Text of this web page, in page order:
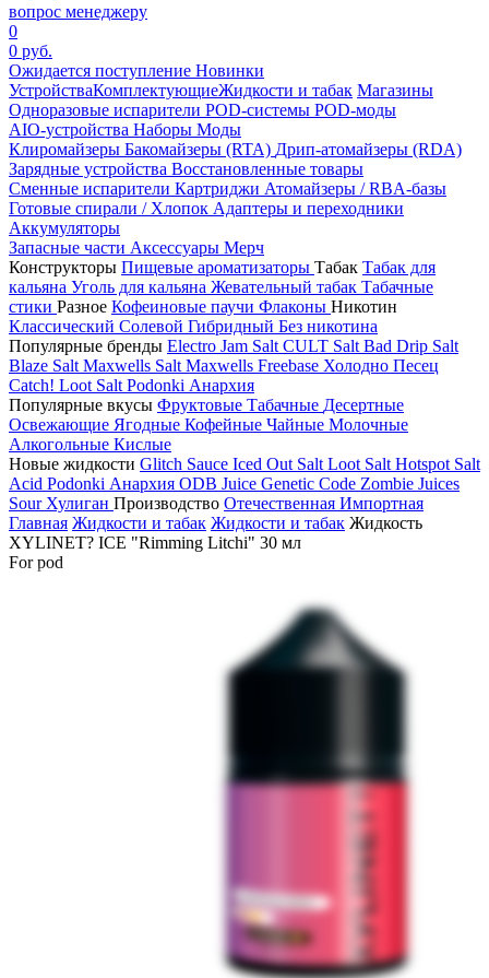
вопрос менеджеру
0
0 руб.
Ожидается поступление Новинки
УстройстваКомплектующиеЖидкости и табак Магазины
Одноразовые испарители POD-системы POD-моды
AIO-устройства Наборы Моды
Клиромайзеры Бакомайзеры (RTA) Дрип-атомайзеры (RDA)
Зарядные устройства Восстановленные товары
Сменные испарители Картриджи Атомайзеры / RBA-базы
Готовые спирали / Хлопок Адаптеры и переходники
Аккумуляторы
Запасные части Аксессуары Мерч
Конструкторы Пищевые ароматизаторы Табак Табак для
кальяна Уголь для кальяна Жевательный табак Табачные
стики Разное Кофеиновые паучи Флаконы Никотин
Классический Солевой Гибридный Без никотина
Популярные бренды Electro Jam Salt CULT Salt Bad Drip Salt
Blaze Salt Maxwells Salt Maxwells Freebase Холодно Песец
Catch! Loot Salt Podonki Анархия
Популярные вкусы Фруктовые Табачные Десертные
Освежающие Ягодные Кофейные Чайные Молочные
Алкогольные Кислые
Новые жидкости Glitch Sauce Iced Out Salt Loot Salt Hotspot Salt
Acid Podonki Анархия ODB Juice Genetic Code Zombie Juices
Sour Хулиган Производство Отечественная Импортная
Главная Жидкости и табак Жидкости и табак Жидкость
XYLINET? ICE "Rimming Litchi" 30 мл
For pod